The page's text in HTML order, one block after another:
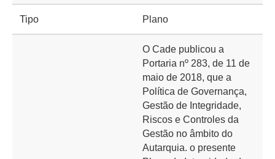
Tipo Plano
O Cade publicou a
Portaria nº 283, de 11 de
maio de 2018, que a
Política de Governança,
Gestão de Integridade,
Riscos e Controles da
Gestão no âmbito do
Autarquia. o presente